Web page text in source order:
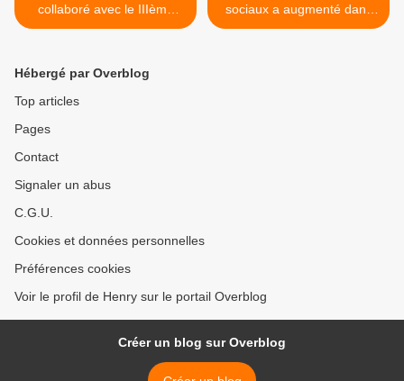
collaboré avec le IIIème
Reich
sociaux a augmenté dans
plus de 100 pays du monde
Hébergé par Overblog
Top articles
Pages
Contact
Signaler un abus
C.G.U.
Cookies et données personnelles
Préférences cookies
Voir le profil de Henry sur le portail Overblog
Créer un blog sur Overblog